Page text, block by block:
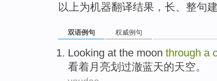
以上为机器翻译结果，长、整句
双语例句 权威例句
Looking at the moon through a
看着 月亮划过澈蓝天的天空。